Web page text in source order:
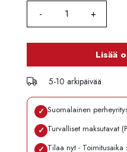
Lisää
5-10 arkipäivää
✓ Suomalainen
✓ Turvalliset maksutavat
✓ Tilaa nyt - Toimitusaika